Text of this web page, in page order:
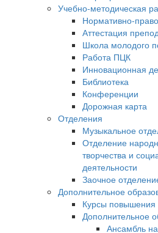
Учебно-методическая
Нормативно-
Аттестация
Школа молодого
Работа ПЦК
Инновационная
Библиотека
Конференции
Дорожная карта
Отделения
Музыкальное
Отделение
творчества и
деятельности
Заочное
Дополнительное
Курсы повышения
Дополнительное
Ансамбль